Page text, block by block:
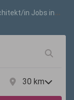
in Jobs in
30 km